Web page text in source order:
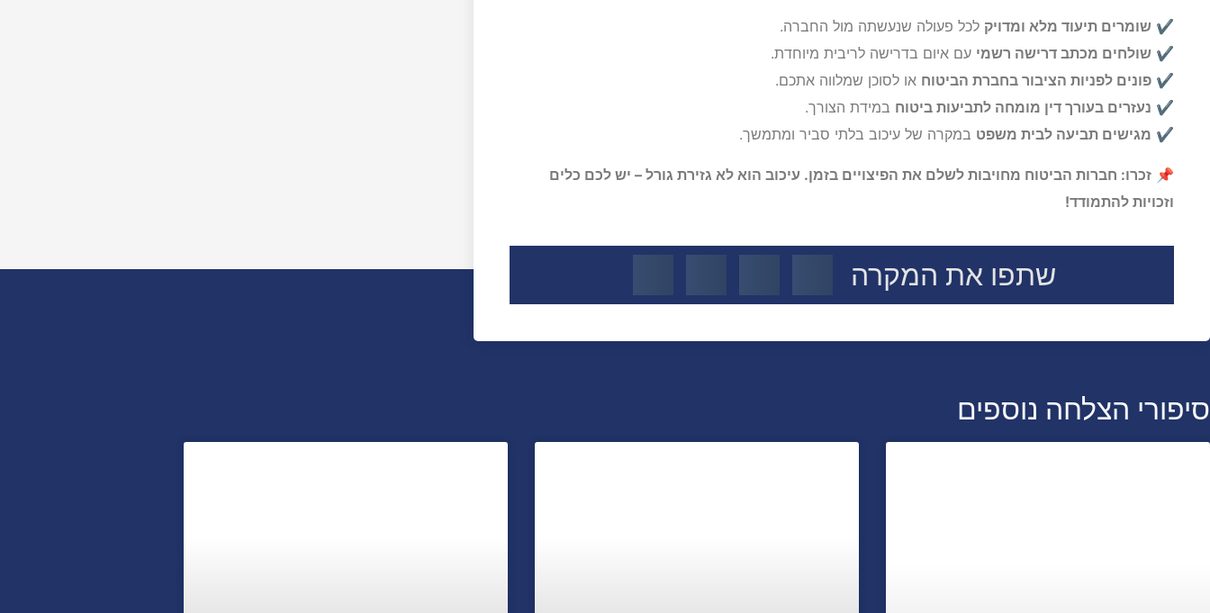
✔ שומרים תיעוד מלא ומדויק לכל פעולה שנעשתה מול החברה.
✔ שולחים מכתב דרישה רשמי עם איום בדרישה לריבית מיוחדת.
✔ פונים לפניות הציבור בחברת הביטוח או לסוכן שמלווה אתכם.
✔ נעזרים בעורך דין מומחה לתביעות ביטוח במידת הצורך.
✔ מגישים תביעה לבית משפט במקרה של עיכוב בלתי סביר ומתמשך.
📌 זכרו: חברות הביטוח מחויבות לשלם את הפיצויים בזמן. עיכוב הוא לא גזירת גורל – יש לכם כלים
וזכויות להתמודד!
שתפו את המקרה
סיפורי הצלחה נוספים